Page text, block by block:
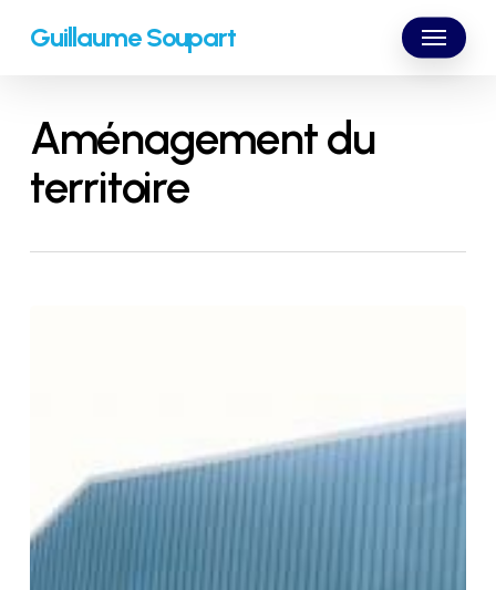
Guillaume Soupart Menu
Aménagement du
territoire